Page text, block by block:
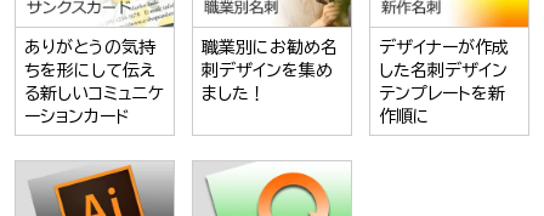
ありがとうの気持
ちを形にして伝え
る新しいコミュニケ
ーションカード
職業別にお勧め名
刺デザインを集め
ました！
デザイナーが作成
した名刺デザイン
テンプレートを新
作順に